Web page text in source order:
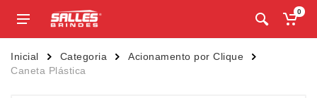
0
Inicial Categoria
Acionamento por Clique
Caneta Plástica